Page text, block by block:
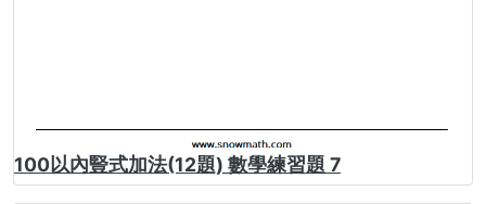
100以內豎式加法(12題) 數學練習題 7